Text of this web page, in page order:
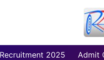
Recruitment 2025 Admit